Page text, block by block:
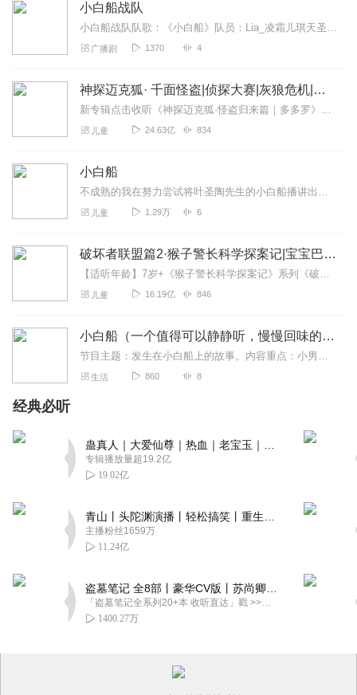
小白船战队
小白船战队队歌：《小白船》队员：Lia_凌霜儿琪天圣圣五不像_ORZ猫祟祟华丽的胖小我们由喜马拉雅攀登计划3.0相识，相知，相熟，相爱一起成长，一起进步自创...
广播剧 1370 4
神探迈克狐· 千面怪盗|侦探大赛|灰狼危机|多多罗
新专辑点击收听《神探迈克狐·怪盗归来篇｜多多罗》！！！>>>点击进入主播橱窗购买《神探迈克狐》系列图书吧!<<<多多罗故事【点击前往】收听多多罗其他好玩有趣的故...
儿童 24.63亿 834
小白船
不成熟的我在努力尝试将叶圣陶先生的小白船播讲出来，其中还存在很多问题，希望大家可以多多包涵
儿童 1.29万 6
破坏者联盟篇2·猴子警长科学探案记|宝宝巴士故事
【适听年龄】7岁+《猴子警长科学探案记》系列《破坏者联盟篇1·猴子警长科学探案记》>>>《破坏者联盟篇2·猴子警长科学探案记》>>>《破坏者联盟篇3·猴子警长科...
儿童 16.19亿 846
小白船（一个值得可以静静听，慢慢回味的小故事）
节目主题：发生在小白船上的故事。内容重点：小男孩和小女孩在是如何一起解决困难的。主播介绍：马兰花开有声，一个有追求的人。
生活 860 8
经典必听
专辑播放量超19.2亿
19.02亿
主播粉丝1659万
11.24亿
「盗墓笔记全系列20+本 收听直达」戳 >>改编自南派三叔同名作品，腾讯音乐娱乐集团出品，冠声文化制作，...
1400.27万